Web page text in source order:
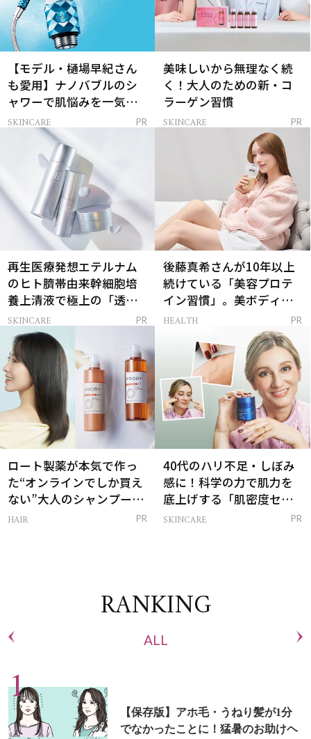
【モデル・樋場早紀さん
も愛用】ナノバブルのシ
ャワーで肌悩みを一気に
解決
SKINCARE PR
美味しいから無理なく続
く！大人のための新・コ
ラーゲン習慣
SKINCARE PR
再生医療発想エテルナム
のヒト臍帯由来幹細胞培
養上清液で極上の「透明
感ハリ肌」へ
SKINCARE PR
後藤真希さんが10年以上
続けている「美容プロテ
イン習慣」。美ボディを
支える朝ルーティンと
HEALTH PR
ロート製薬が本気で作っ
た“オンラインでしか買え
ない”大人のシャンプー＆
トリートメントって？
HAIR PR
40代のハリ不足・しぼみ
感に！科学の力で肌力を
底上げする「肌密度セラ
ム」
SKINCARE PR
RANKING
ALL
【保存版】アホ毛・うねり髪が1分
でなかったことに！猛暑のお助けヘ